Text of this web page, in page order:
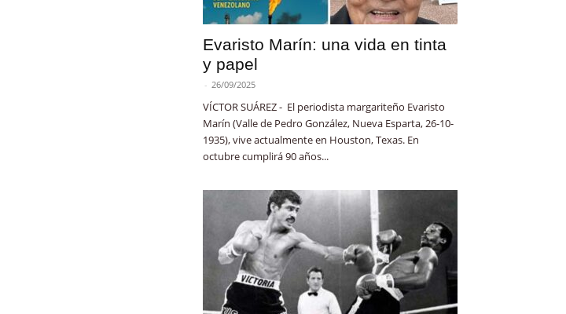
Evaristo Marín: una vida en tinta
y papel
- 26/09/2025
VÍCTOR SUÁREZ - El periodista margariteño Evaristo
Marín (Valle de Pedro González, Nueva Esparta, 26-10-
1935), vive actualmente en Houston, Texas. En
octubre cumplirá 90 años...